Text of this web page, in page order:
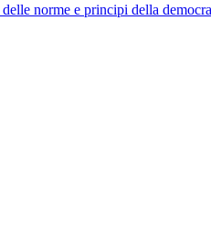
norme e principi della